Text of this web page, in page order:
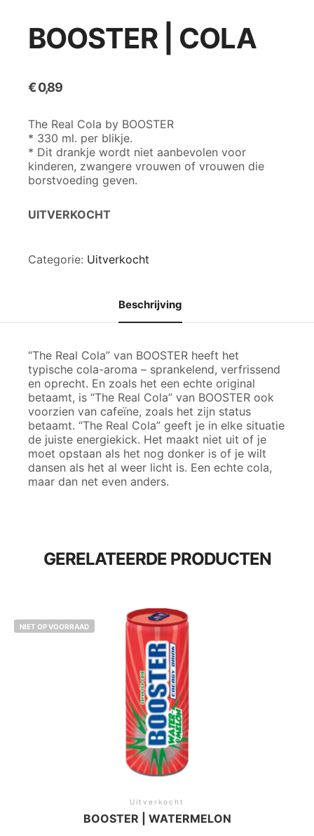
BOOSTER | COLA
€0,89
The Real Cola by BOOSTER
* 330 ml. per blikje.
* Dit drankje wordt niet aanbevolen voor
kinderen, zwangere vrouwen of vrouwen die
borstvoeding geven.
UITVERKOCHT
Categorie: Uitverkocht
Beschrijving
“The Real Cola” van BOOSTER heeft het
typische cola-aroma – sprankelend, verfrissend
en oprecht. En zoals het een echte original
betaamt, is “The Real Cola” van BOOSTER ook
voorzien van cafeïne, zoals het zijn status
betaamt. “The Real Cola” geeft je in elke situatie
de juiste energiekick. Het maakt niet uit of je
moet opstaan ​​als het nog donker is of je wilt
dansen als het al weer licht is. Een echte cola,
maar dan net even anders.
GERELATEERDE PRODUCTEN
NIET OP VOORRAAD
Uitverkocht
BOOSTER | WATERMELON